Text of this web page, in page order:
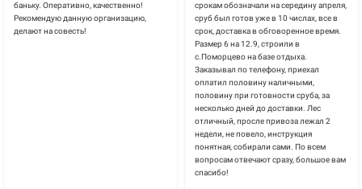
баньку. Оперативно, качественно!
Рекомендую данную организацию,
делают на совесть!
срокам обозначали на середину апреля,
сруб был готов уже в 10 числах, все в
срок, доставка в обговоренное время.
Размер 6 на 12.9, строили в
с.Поморцево на базе отдыха.
Заказывал по телефону, приехал
оплатил половину наличными,
половину при готовности сруба, за
несколько дней до доставки. Лес
отличный, просле привоза лежал 2
недели, не повело, инструкция
понятная, собирали сами. По всем
вопросам отвечают сразу, большое вам
спасибо!